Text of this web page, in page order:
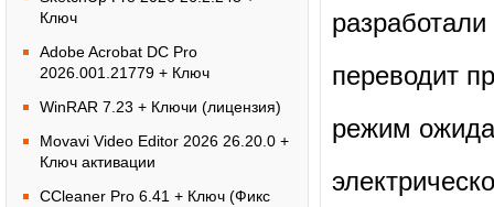
Ключ
Adobe Acrobat DC Pro
2026.001.21779 + Ключ
WinRAR 7.23 + Ключи (лицензия)
Movavi Video Editor 2026 26.20.0 +
Ключ активации
CCleaner Pro 6.41 + Ключ (Фикс
переводит
режим